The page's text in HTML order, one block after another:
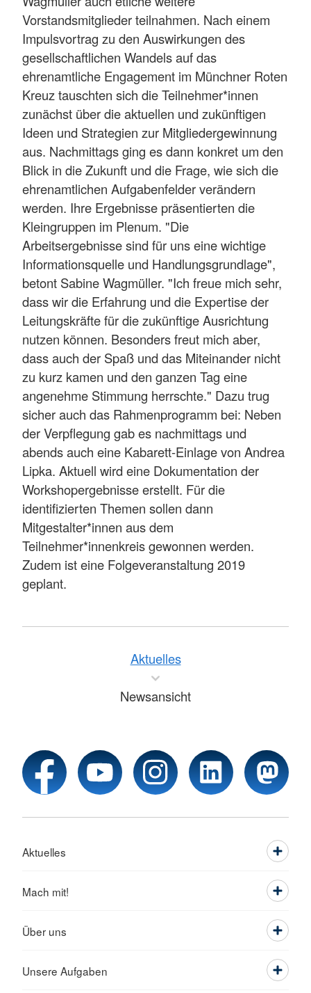
Vorstandsmitglieder teilnahmen. Nach einem
Impulsvortrag zu den Auswirkungen des
gesellschaftlichen Wandels auf das
ehrenamtliche Engagement im Münchner Roten
Kreuz tauschten sich die Teilnehmer*innen
zunächst über die aktuellen und zukünftigen
Ideen und Strategien zur Mitgliedergewinnung
aus. Nachmittags ging es dann konkret um den
Blick in die Zukunft und die Frage, wie sich die
ehrenamtlichen Aufgabenfelder verändern
werden. Ihre Ergebnisse präsentierten die
Kleingruppen im Plenum. "Die
Arbeitsergebnisse sind für uns eine wichtige
Informationsquelle und Handlungsgrundlage",
betont Sabine Wagmüller. "Ich freue mich sehr,
dass wir die Erfahrung und die Expertise der
Leitungskräfte für die zukünftige Ausrichtung
nutzen können. Besonders freut mich aber,
dass auch der Spaß und das Miteinander nicht
zu kurz kamen und den ganzen Tag eine
angenehme Stimmung herrschte." Dazu trug
sicher auch das Rahmenprogramm bei: Neben
der Verpflegung gab es nachmittags und
abends auch eine Kabarett-Einlage von Andrea
Lipka. Aktuell wird eine Dokumentation der
Workshopergebnisse erstellt. Für die
identifizierten Themen sollen dann
Mitgestalter*innen aus dem
Teilnehmer*innenkreis gewonnen werden.
Zudem ist eine Folgeveranstaltung 2019
geplant.
Aktuelles
Newsansicht
Aktuelles
Mach mit!
Über uns
Unsere Aufgaben